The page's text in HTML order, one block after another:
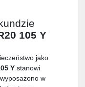
105 Y
jako
Y stanowi
w